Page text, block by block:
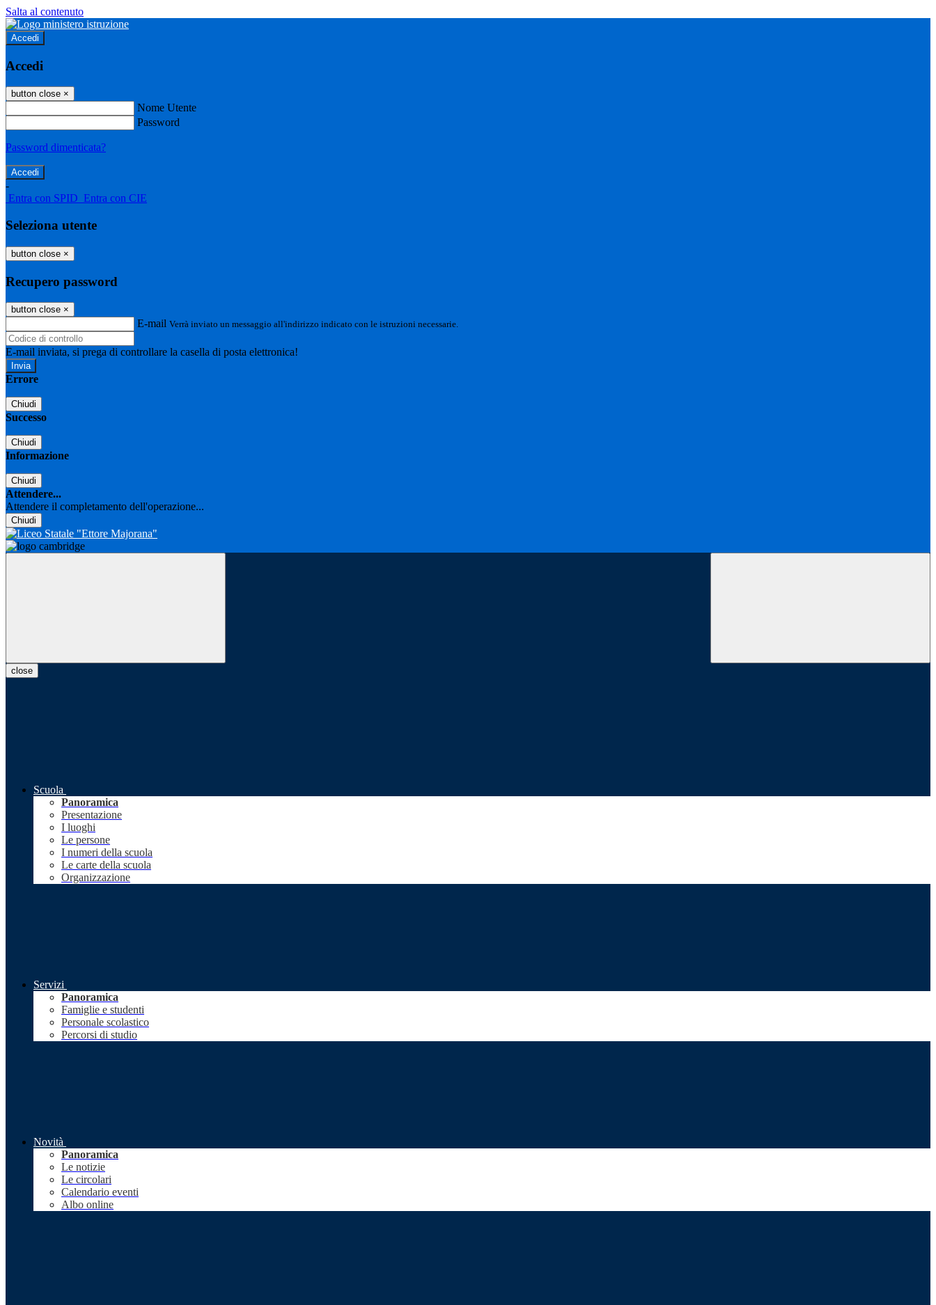
Salta al contenuto
Accedi
Accedi
button close ×
Nome Utente
Password
Password dimenticata?
-
Entra con SPID Entra con CIE
Seleziona utente
button close ×
Recupero password
button close ×
E-mail Verrà inviato un messaggio all'indirizzo indicato con le istruzioni necessarie.
E-mail inviata, si prega di controllare la casella di posta elettronica!
Errore
Chiudi
Successo
Chiudi
Informazione
Chiudi
Attendere...
Attendere il completamento dell'operazione...
Chiudi
close
Scuola
Panoramica
Presentazione
I luoghi
Le persone
I numeri della scuola
Le carte della scuola
Organizzazione
Servizi
Panoramica
Famiglie e studenti
Personale scolastico
Percorsi di studio
Novità
Panoramica
Le notizie
Le circolari
Calendario eventi
Albo online